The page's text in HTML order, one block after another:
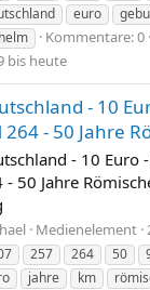
euro
Kommentare: 0
bis heute
- 10
264 - 50 Jahre
- 10 Euro
- 50 Jahre
Medienelement
257 264 50
jahre km